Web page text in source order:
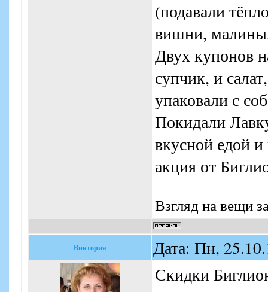
(подавали
вишни,
Двух купонов
супчик, и
упаковали с
Покидали
вкусной едой
акция от
Взгляд на вещи
Виктория Дата: Пн,
Скидки